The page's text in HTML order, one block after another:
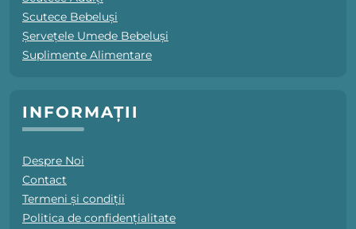
Scutece Bebeluși
Șervețele Umede Bebeluși
Suplimente Alimentare
INFORMAȚII
Despre Noi
Contact
Termeni și condiții
Politica de confidențialitate